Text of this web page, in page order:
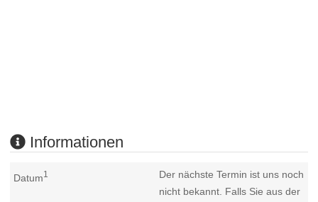
Informationen
Datum1
Der nächste Termin ist uns noch
nicht bekannt. Falls Sie aus der